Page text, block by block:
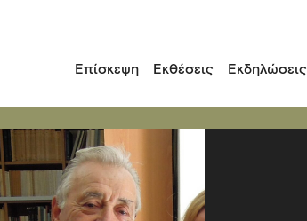
Επίσκεψη Εκθέσεις Εκδηλώσεις